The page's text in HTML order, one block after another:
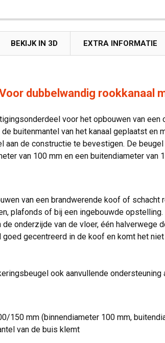
BEKIJK IN 3D EXTRA INFORMATIE
dubbelwandig rookkanaal
voor het opbouwen van een
buitenmantel van het kanaal geplaatst en
aan de constructie te bevestigen. De
van 100 mm en een buitendiameter van
van een brandwerende koof of schacht
plafonds of bij een ingebouwde
onderzijde van de vloer, één halverwege
gecentreerd in de koof en komt het
ook aanvullende ondersteuning
150 mm (binnendiameter 100 mm,
van de buis klemt